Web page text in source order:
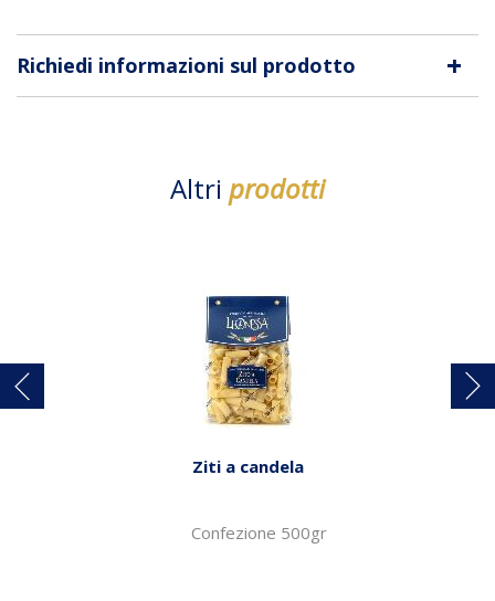
Richiedi informazioni sul prodotto +
Altri prodotti
Ziti a candela
Confezione 500gr